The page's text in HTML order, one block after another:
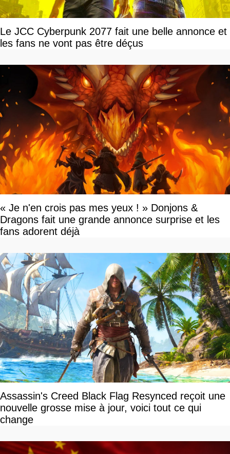
Le JCC Cyberpunk 2077 fait une belle annonce et
les fans ne vont pas être déçus
« Je n'en crois pas mes yeux ! » Donjons &
Dragons fait une grande annonce surprise et les
fans adorent déjà
Assassin's Creed Black Flag Resynced reçoit une
nouvelle grosse mise à jour, voici tout ce qui
change